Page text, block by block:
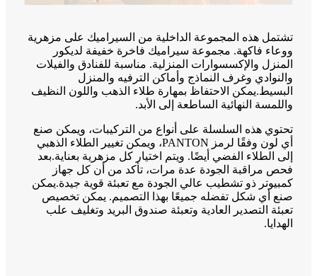
تشتمل هذه المجموعة الداخلية من السيراميك على مزهرية
ووعاء فاكهة. مجموعة سيراميك فاخرة خفيفة لديكور
المنزل والإكسسوارات المنزلية. مناسبة للفنادق والفيلات
والنوادي وغرف النماذج وأماكن الترفيه والمنزل
البسيط.يمكن الاحتفاظ بمهارة طلاء الذهب واللون النظيف
واللمسة النهائية الساطعة إلى الأبد.
تحتوي هذه السلسلة على أنواع من التركيبات، ويمكن صنع
أي لون وفقًا لرمز PANTON، ويمكن تغيير الطلاء الذهبي
إلى الطلاء الفضي أيضًا. ويتم اختيار كل مزهرية بعناية.بعد
فحص مراقبة الجودة عدة مرات، تأكد من أن كل جهاز
كمبيوتر ذو تشطيب عالي الجودة مع تعبئة قوية جيدة.يمكن
صنع أي شكل تفضله جميعًا بهذا التصميم. يمكن تخصيص
تعبئة التصدير العادية وتعبئة صندوق البريد وتغليف علب
الهدايا.